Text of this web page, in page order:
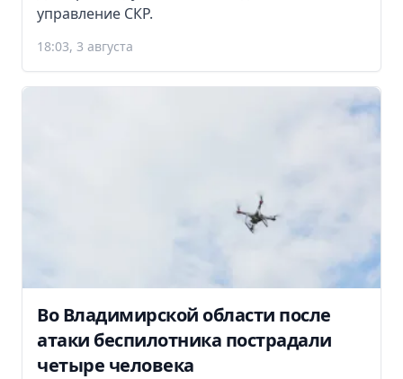
управление СКР.
18:03, 3 августа
Во Владимирской области после
атаки беспилотника пострадали
четыре человека